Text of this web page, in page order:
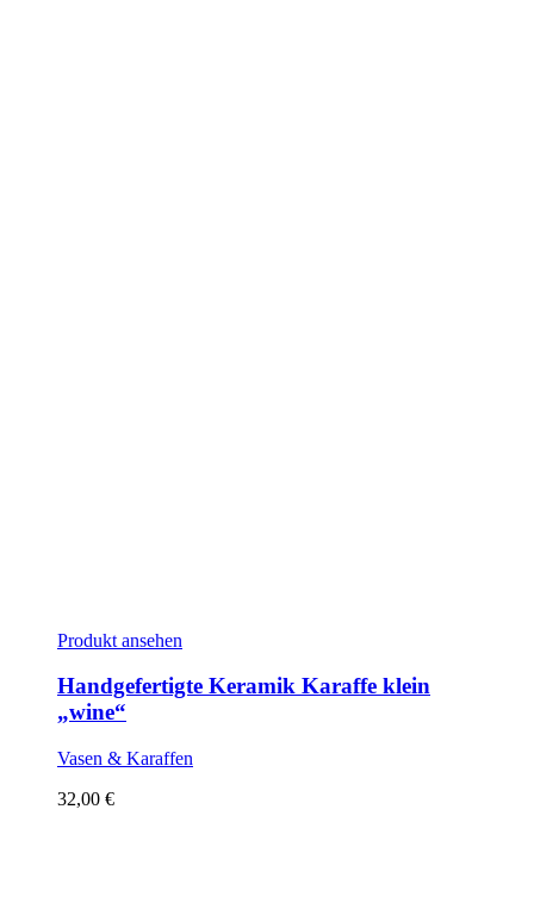
Produkt ansehen
Handgefertigte Keramik Karaffe klein
„wine“
Vasen & Karaffen
32,00 €